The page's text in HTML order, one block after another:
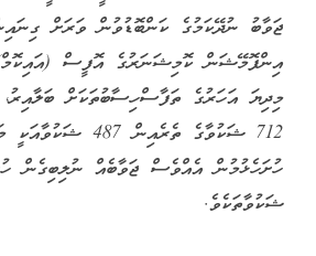
ޖަވާބު ނުދޭކަމުގެ ކަންބޮޑުވުން ވަރަށް
އިންފޮމޭޝަން ކޮމިޝަނަރުގެ އޮފީސް
މިދިޔަ އަހަރުގެ ތަފާސްހިސާބުތަކަށް
712 ޝަކުވާގެ ތެރެއިން
ހުށަހެޅުމުން އެއްވެސް ޖަވާބެއް ނުލިބިގެން
ޝަކުވާތަކެވެ.